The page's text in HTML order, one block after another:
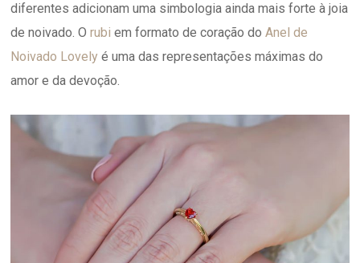
diferentes adicionam uma simbologia ainda mais forte à joia
de noivado. Orubi em formato de coração doAnel de
Noivado Lovely é uma das representações máximas do
amor e da devoção.